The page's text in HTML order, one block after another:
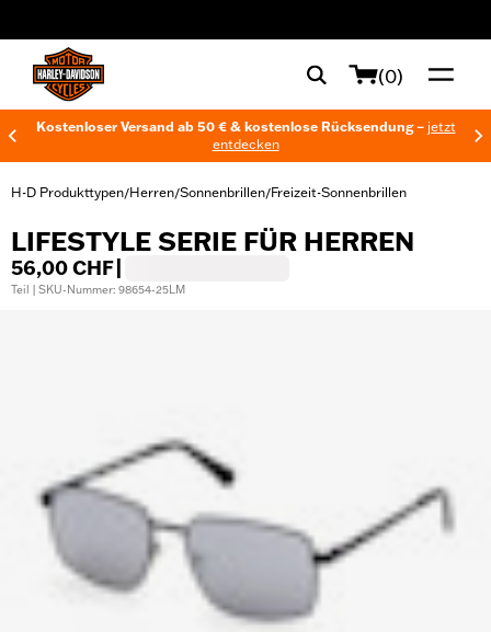
(0)
Kostenloser Versand ab 50 € & kostenlose Rücksendung – jetzt
entdecken
H-D Produkttypen/Herren/Sonnenbrillen/Freizeit-Sonnenbrillen
LIFESTYLE SERIE FÜR HERREN
56,00 CHF
Teil | SKU-Nummer: 98654-25LM